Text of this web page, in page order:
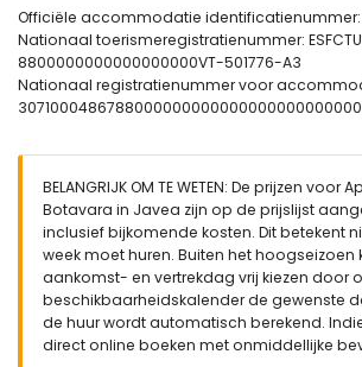
slaapkamer met airconditioning en 2
(afmeting 190 bij 90 cm)
slaapkamer met airconditioning en
(afmeting 190 bij 150 cm) en en-suite
slaapkamer met airconditioning en 2
2 badkamers elk met enkele wastafel,
Exterieur van het appartement
omheind perceel
3 terrassen, waarvan 2 overdekt
gemeenschappelijke omheinde
dakterras
Officiële accommodatie identificatienummer:
Nationaal toerismeregistratienummer:
8800000000000000000VT-501776-A3
Nationaal registratienummer voor
BELANGRIJK OM TE WETEN: De prijzen voor
Botavara in Javea zijn op de prijslijst
inclusief bijkomende kosten. Dit betekent
week moet huren. Buiten het hoogseizoen
aankomst- en vertrekdag vrij kiezen door
beschikbaarheidskalender de gewenste
de huur wordt automatisch berekend.
direct online boeken met onmiddellijke